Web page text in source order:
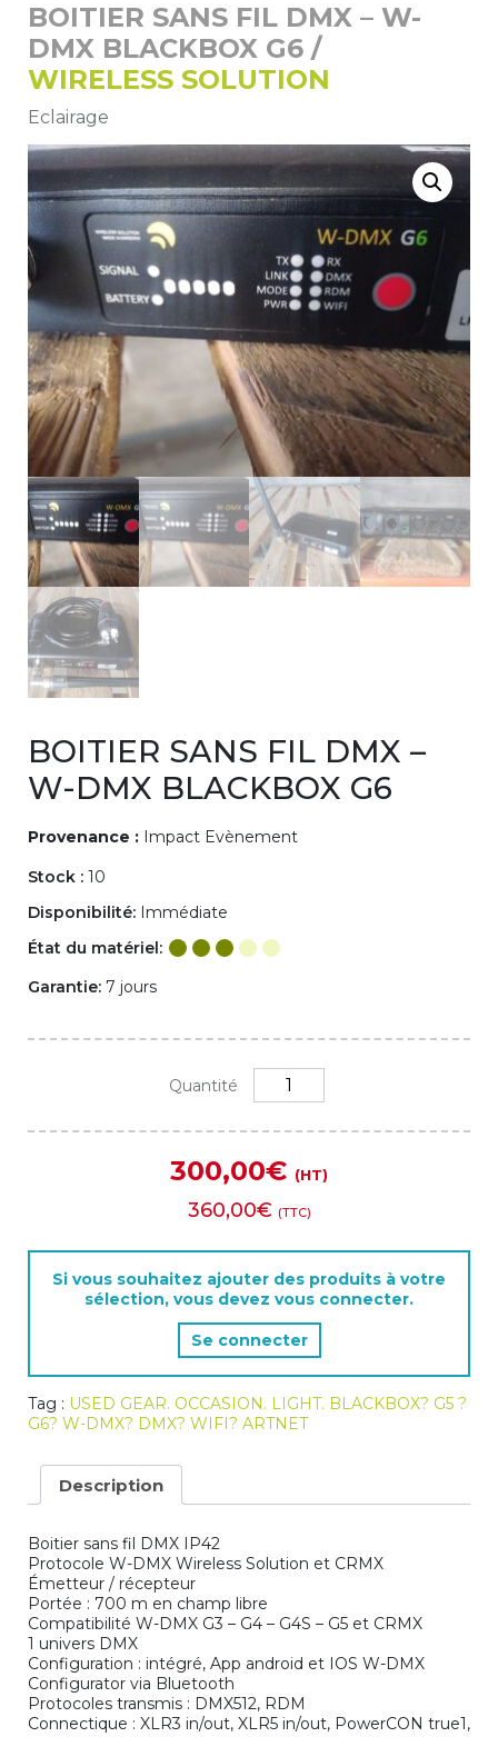
BOITIER SANS FIL DMX – W-
DMX BLACKBOX G6 /
WIRELESS SOLUTION
Eclairage
BOITIER SANS FIL DMX –
W-DMX BLACKBOX G6
Provenance : Impact Evènement
Stock : 10
Disponibilité: Immédiate
État du matériel:
Garantie: 7 jours
Quantité
quantité
de
BOITIER
FIL
DMX
W-
DMX
BLACKBOX
G6
300,00€ (HT)
360,00€ (TTC)
Si vous souhaitez ajouter des produits à votre
sélection, vous devez vous connecter.
Se connecter
Tag : USED GEAR. OCCASION. LIGHT. BLACKBOX? G5 ?
G6? W-DMX? DMX? WIFI? ARTNET
Description
Boitier sans fil DMX IP42
Protocole W-DMX Wireless Solution et CRMX
Émetteur / récepteur
Portée : 700 m en champ libre
Compatibilité W-DMX G3 – G4 – G4S – G5 et CRMX
1 univers DMX
Configuration : intégré, App android et IOS W-DMX
Configurator via Bluetooth
Protocoles transmis : DMX512, RDM
Connectique : XLR3 in/out, XLR5 in/out, PowerCON true1,